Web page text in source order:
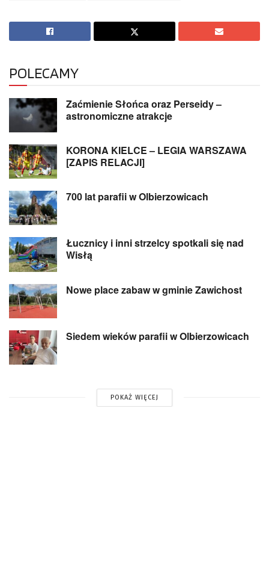
POLECAMY
Zaćmienie Słońca oraz Perseidy –
astronomiczne atrakcje
KORONA KIELCE – LEGIA WARSZAWA
[ZAPIS RELACJI]
700 lat parafii w Olbierzowicach
Łucznicy i inni strzelcy spotkali się nad
Wisłą
Nowe place zabaw w gminie Zawichost
Siedem wieków parafii w Olbierzowicach
POKAŻ WIĘCEJ